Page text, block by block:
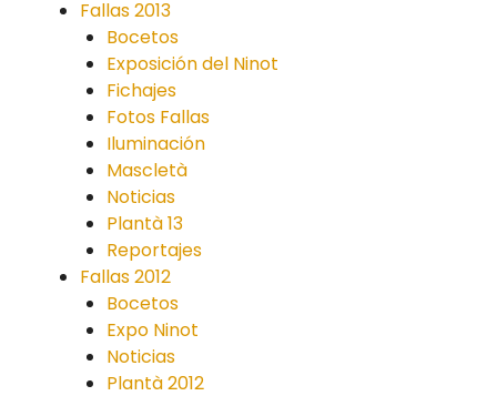
Fallas 2013
Bocetos
Exposición del Ninot
Fichajes
Fotos Fallas
Iluminación
Mascletà
Noticias
Plantà 13
Reportajes
Fallas 2012
Bocetos
Expo Ninot
Noticias
Plantà 2012